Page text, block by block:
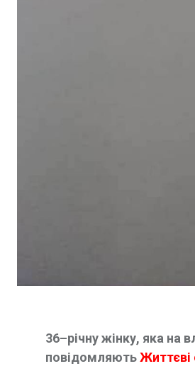
36–річну жінку, яка на
повідомляютьЖиттєві